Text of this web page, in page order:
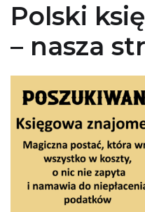
Polski
– nasza